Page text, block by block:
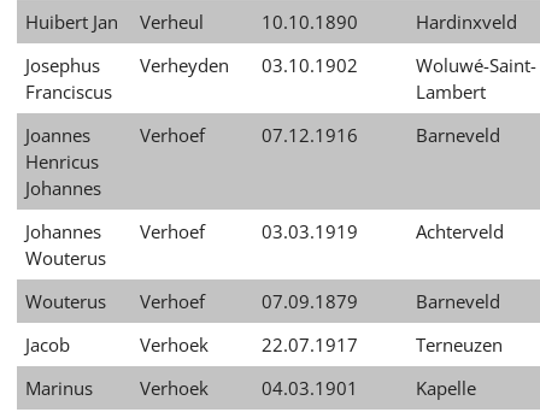
Huibert Jan Verheul 10.10.1890
Hardinxveld
Josephus
Franciscus
Verheyden 03.10.1902
Woluwé-Saint-
Lambert
Joannes
Henricus
Johannes
Verhoef 07.12.1916 Barneveld
Johannes
Wouterus
Verhoef 03.03.1919 Achterveld
Wouterus Verhoef 07.09.1879
Barneveld
Jacob
Verhoek 22.07.1917
Terneuzen
Marinus
Verhoek 04.03.1901
Kapelle